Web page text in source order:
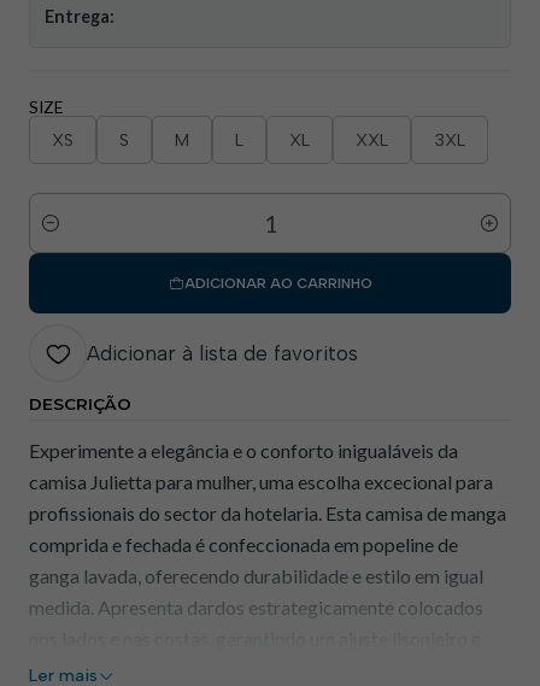
Entrega:
SIZE
XS S M L XL XXL 3XL
Quantidade
ADICIONAR AO CARRINHO
Adicionar à lista de favoritos
DESCRIÇÃO
Experimente a elegância e o conforto inigualáveis da
camisa Julietta para mulher, uma escolha excecional para
profissionais do sector da hotelaria. Esta camisa de manga
comprida e fechada é confeccionada em popeline de
ganga lavada, oferecendo durabilidade e estilo em igual
medida. Apresenta dardos estrategicamente colocados
confortável.
Ler mais